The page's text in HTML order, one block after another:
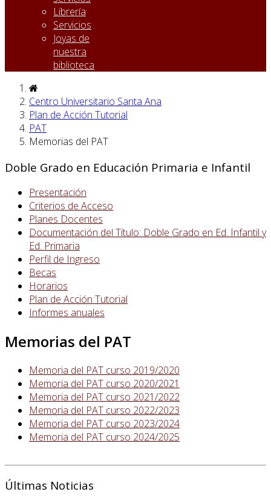
Librería
Servicios
Joyas de
nuestra
biblioteca
Centro Universitario Santa Ana
Plan de Acción Tutorial
PAT
Memorias del PAT
Doble Grado en Educación Primaria e Infantil
Presentación
Criterios de Acceso
Planes Docentes
Documentación del Título: Doble Grado en Ed. Infantil y
Ed. Primaria
Perfil de Ingreso
Becas
Horarios
Plan de Acción Tutorial
Informes anuales
Memorias del PAT
Memoria del PAT curso 2019/2020
Memoria del PAT curso 2020/2021
Memoria del PAT curso 2021/2022
Memoria del PAT curso 2022/2023
Memoria del PAT curso 2023/2024
Memoria del PAT curso 2024/2025
Últimas Noticias